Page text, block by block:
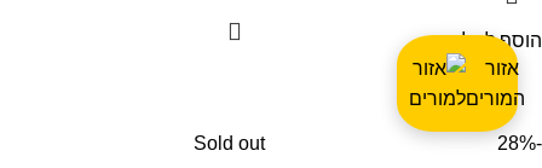
אזור
המורים
הוסף לסל
-28%
Sold out